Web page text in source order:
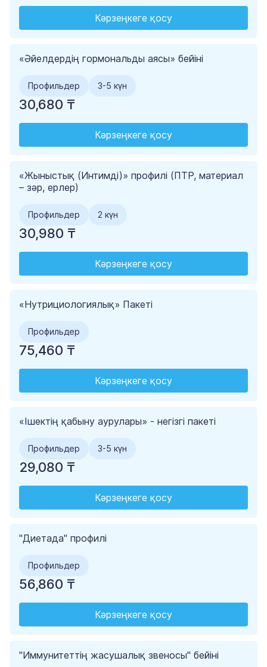
Кәрзеңкеге қосу
«Әйелдердің гормональды аясы» бейіні
Профильдер 3-5 күн
30,680 ₸
Кәрзеңкеге қосу
«Жыныстық (Интимді)» профилі (ПТР, материал
– зәр, ерлер)
Профильдер 2 күн
30,980 ₸
Кәрзеңкеге қосу
«Нутрициологиялық» Пакеті
Профильдер
75,460 ₸
Кәрзеңкеге қосу
«Ішектің қабыну аурулары» - негізгі пакеті
Профильдер 3-5 күн
29,080 ₸
Кәрзеңкеге қосу
"Диетада" профилі
Профильдер
56,860 ₸
Кәрзеңкеге қосу
"Иммунитеттің жасушалық звеносы" бейіні